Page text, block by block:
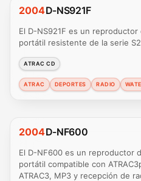
2004D-NS921F
El D-NS921F es un reproductor
portátil resistente de la serie
ATRAC CD
ATRAC DEPORTES RADIO
2004D-NF600
El D-NF600 es un reproductor
portátil compatible con
ATRAC3, MP3 y recepción de